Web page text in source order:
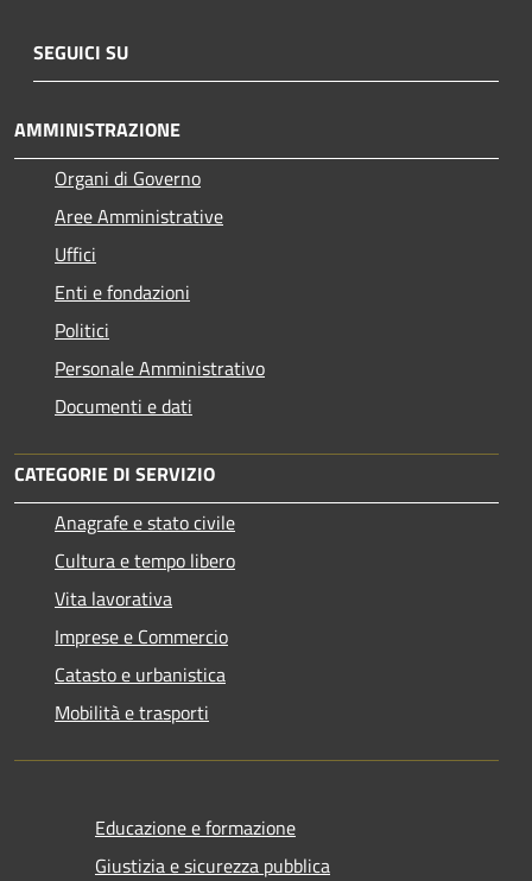
SEGUICI SU
AMMINISTRAZIONE
Organi di Governo
Aree Amministrative
Uffici
Enti e fondazioni
Politici
Personale Amministrativo
Documenti e dati
CATEGORIE DI SERVIZIO
Anagrafe e stato civile
Cultura e tempo libero
Vita lavorativa
Imprese e Commercio
Catasto e urbanistica
Mobilità e trasporti
Educazione e formazione
Giustizia e sicurezza pubblica